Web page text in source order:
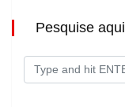
Pesquise aqui